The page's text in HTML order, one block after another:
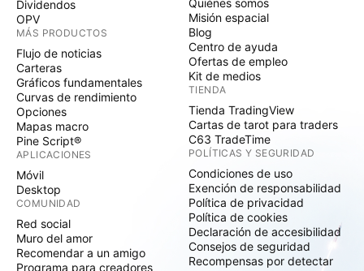
Dividendos
OPV
MÁS PRODUCTOS
Flujo de noticias
Carteras
Gráficos fundamentales
Curvas de rendimiento
Opciones
Mapas macro
Pine Script®
APLICACIONES
Móvil
Desktop
COMUNIDAD
Red social
Muro del amor
Recomendar a un amigo
Programa para creadores
Quiénes somos
Misión espacial
Blog
Centro de ayuda
Ofertas de empleo
Kit de medios
TIENDA
Tienda TradingView
Cartas de tarot para traders
C63 TradeTime
POLÍTICAS Y SEGURIDAD
Condiciones de uso
Exención de responsabilidad
Política de privacidad
Política de cookies
Declaración de accesibilidad
Consejos de seguridad
Recompensas por detectar